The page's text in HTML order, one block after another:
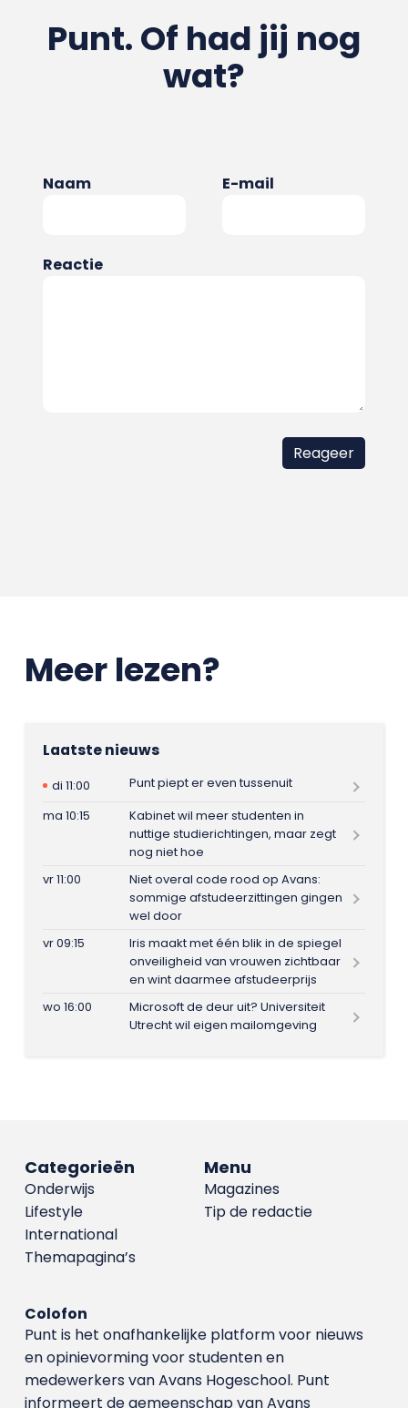
Punt. Of had jij nog
wat?
Naam E-mail
Reactie
Meer lezen?
Laatste nieuws
di 11:00
Punt piept er even tussenuit
ma 10:15
Kabinet wil meer studenten in
nuttige studierichtingen, maar zegt
nog niet hoe
vr 11:00
Niet overal code rood op Avans:
sommige afstudeerzittingen gingen
wel door
vr 09:15
Iris maakt met één blik in de spiegel
onveiligheid van vrouwen zichtbaar
en wint daarmee afstudeerprijs
wo 16:00
Microsoft de deur uit? Universiteit
Utrecht wil eigen mailomgeving
Menu
Magazines
Tip de redactie
Categorieën
Onderwijs
Lifestyle
International
Themapagina’s
Colofon
Punt is het onafhankelijke platform voor nieuws
en opinievorming voor studenten en
medewerkers van Avans Hoge­school. Punt
informeert de gemeenschap van Avans